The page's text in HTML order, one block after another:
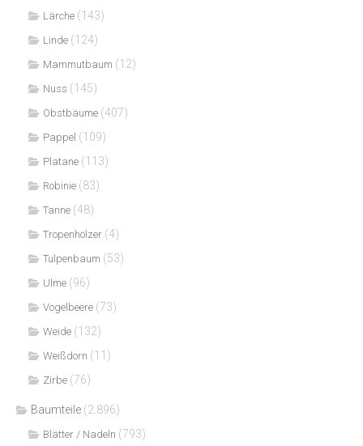
Lärche (143)
Linde (124)
Mammutbaum (12)
Nuss (145)
Obstbäume (407)
Pappel (109)
Platane (113)
Robinie (83)
Tanne (48)
Tropenhölzer (4)
Tulpenbaum (53)
Ulme (96)
Vogelbeere (73)
Weide (132)
Weißdorn (11)
Zirbe (76)
Baumteile (2.896)
Blätter / Nadeln (793)